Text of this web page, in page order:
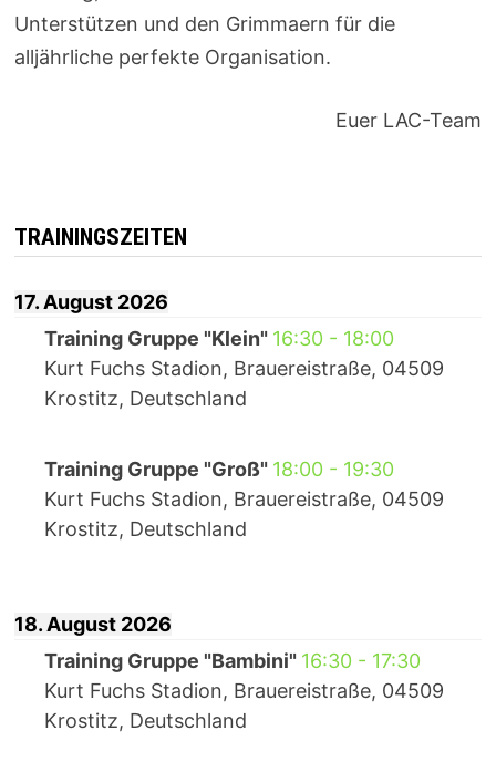
Unterstützen und den Grimmaern für die
alljährliche perfekte Organisation.
Euer LAC-Team
TRAININGSZEITEN
17. August 2026
Training Gruppe "Klein" 16:30- 18:00
Kurt Fuchs Stadion, Brauereistraße, 04509
Krostitz, Deutschland
Training Gruppe "Groß" 18:00- 19:30
Kurt Fuchs Stadion, Brauereistraße, 04509
Krostitz, Deutschland
18. August 2026
Training Gruppe "Bambini" 16:30- 17:30
Kurt Fuchs Stadion, Brauereistraße, 04509
Krostitz, Deutschland